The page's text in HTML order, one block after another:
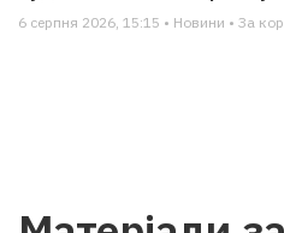
6 серпня 2026, 15:15 • Новини • За